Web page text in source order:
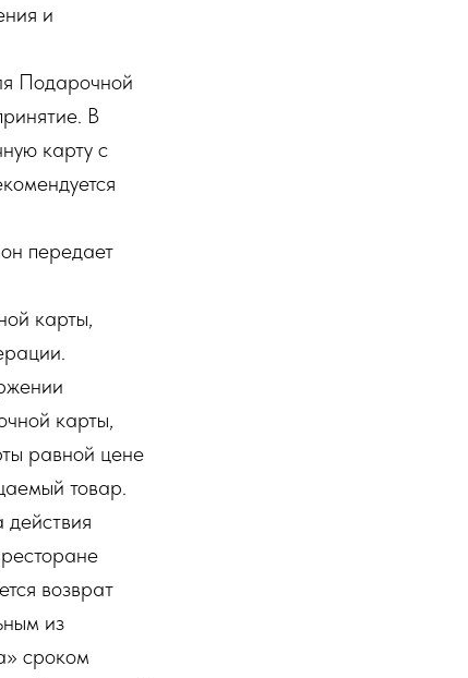
и
Подарочной
В
карту с
передает
карты,
карты,
равной цене
товар.
возврат
из
сроком